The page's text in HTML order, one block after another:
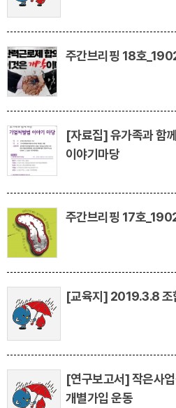
주간브리핑 18호
[자료집] 유가족과 함
이야기마당
주간브리핑 17호
[교육지] 2019.3.8 조
[연구보고서] 작은사
개별가입 운동